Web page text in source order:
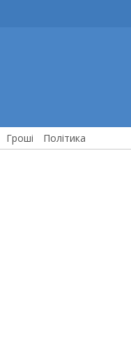
Гроші Політика